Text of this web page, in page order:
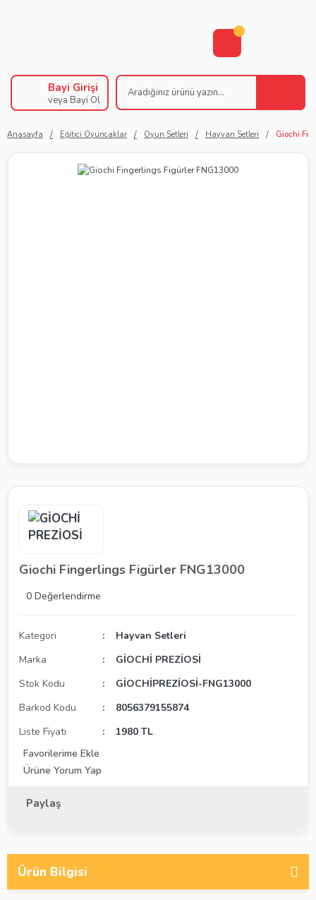
Bayi Girişi
veya Bayi Ol
Anasayfa Eğitici Oyuncaklar Oyun Setleri Hayvan Setleri Giochi
Giochi Fingerlings Figürler FNG13000
0 Değerlendirme
Kategori
Hayvan Setleri
Marka
GİOCHİ PREZİOSİ
Stok Kodu
GİOCHİPREZİOSİ-FNG13000
Barkod Kodu
8056379155874
Liste Fiyatı
1980 TL
Ürüne Yorum Yap
Paylaş
Ürün Bilgisi